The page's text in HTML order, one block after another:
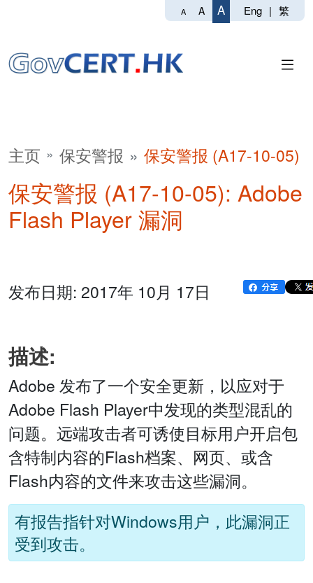
A A A Eng | 繁
主页 保安警报 保安警报 (A17-10-05)
保安警报 (A17-10-05): Adobe
Flash Player 漏洞
发布日期: 2017年 10月 17日
描述:
Adobe 发布了一个安全更新，以应对于
Adobe Flash Player中发现的类型混乱的
问题。远端攻击者可诱使目标用户开启包
含特制内容的Flash档案、网页、或含
Flash内容的文件来攻击这些漏洞。
有报告指针对Windows用户，此漏洞正
受到攻击。